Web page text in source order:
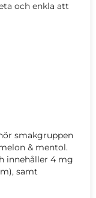
och enkla att
smakgruppen
& mentol.
innehåller 4 mg
samt